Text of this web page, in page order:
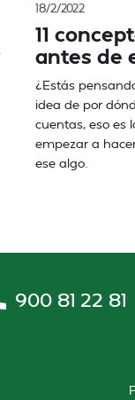
18/2/2022
11
antes de
¿Estás
idea de por
cuentas, eso es
empezar a
ese algo.
900 81 22 81